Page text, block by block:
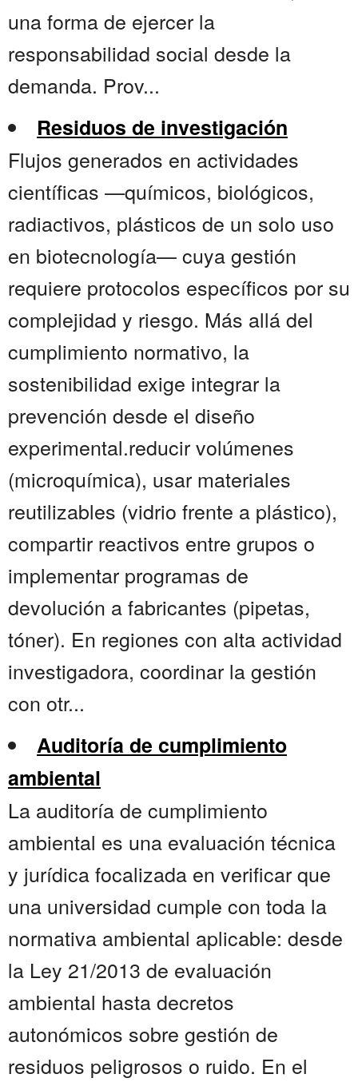
una forma de ejercer la
responsabilidad social desde la
demanda. Prov...
Residuos de investigación
Flujos generados en actividades
científicas —químicos, biológicos,
radiactivos, plásticos de un solo uso
en biotecnología— cuya gestión
requiere protocolos específicos por su
complejidad y riesgo. Más allá del
cumplimiento normativo, la
sostenibilidad exige integrar la
prevención desde el diseño
experimental.reducir volúmenes
(microquímica), usar materiales
reutilizables (vidrio frente a plástico),
compartir reactivos entre grupos o
implementar programas de
devolución a fabricantes (pipetas,
tóner). En regiones con alta actividad
investigadora, coordinar la gestión
con otr...
Auditoría de cumplimiento
ambiental
La auditoría de cumplimiento
ambiental es una evaluación técnica
y jurídica focalizada en verificar que
una universidad cumple con toda la
normativa ambiental aplicable: desde
la Ley 21/2013 de evaluación
ambiental hasta decretos
autonómicos sobre gestión de
residuos peligrosos o ruido. En el